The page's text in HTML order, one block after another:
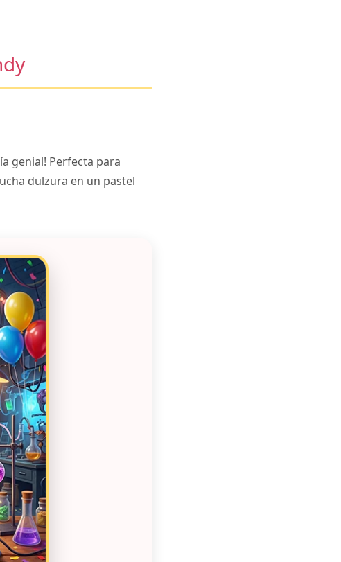
genial! Perfecta para
dulzura en un pastel